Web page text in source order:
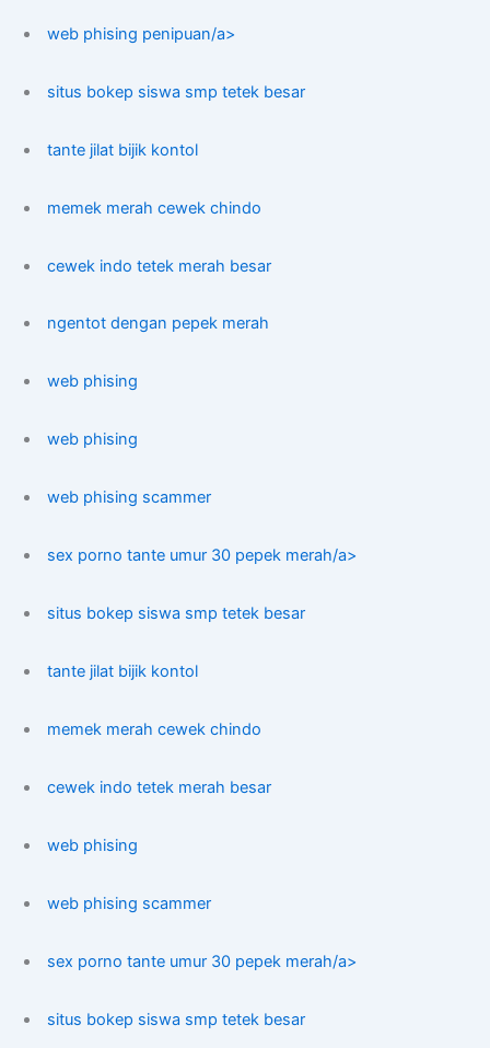
web phising penipuan/a>
situs bokep siswa smp tetek besar
tante jilat bijik kontol
memek merah cewek chindo
cewek indo tetek merah besar
ngentot dengan pepek merah
web phising
web phising
web phising scammer
sex porno tante umur 30 pepek merah/a>
situs bokep siswa smp tetek besar
tante jilat bijik kontol
memek merah cewek chindo
cewek indo tetek merah besar
web phising
web phising scammer
sex porno tante umur 30 pepek merah/a>
situs bokep siswa smp tetek besar